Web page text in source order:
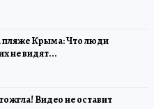
пляже Крыма: Что люди
не видят...
Видео не оставит